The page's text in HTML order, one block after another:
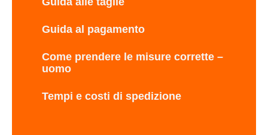
Guida al pagamento
Come prendere le misure corrette –
uomo
Tempi e costi di spedizione